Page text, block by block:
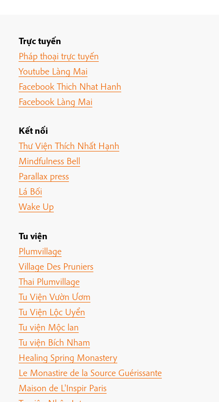
Trực tuyến
Pháp thoại trực tuyến
Youtube Làng Mai
Facebook Thich Nhat Hanh
Facebook Làng Mai
Kết nối
Thư Viện Thích Nhất Hạnh
Mindfulness Bell
Parallax press
Lá Bối
Wake Up
Tu viện
Plumvillage
Village Des Pruniers
Thai Plumvillage
Tu Viện Vườn Ươm
Tu Viện Lộc Uyển
Tu viện Mộc lan
Tu viện Bích Nham
Healing Spring Monastery
Le Monastire de la Source Guérissante
Maison de L'Inspir Paris